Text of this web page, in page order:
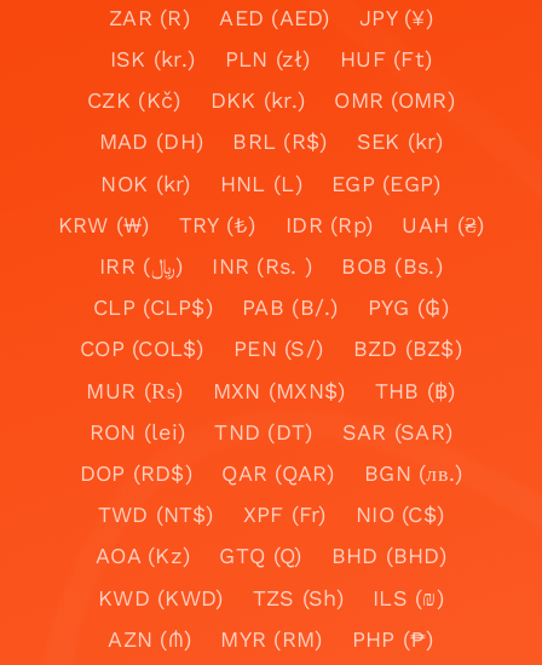
ZAR (R)
AED (AED)
JPY (¥)
ISK (kr.)
PLN (zł)
HUF (Ft)
CZK (Kč)
DKK (kr.)
OMR (OMR)
MAD (DH)
BRL (R$)
SEK (kr)
NOK (kr)
HNL (L)
EGP (EGP)
KRW (₩)
TRY (₺) IDR (Rp)
UAH (₴)
IRR (﷼)
INR (Rs. )
BOB (Bs.)
CLP (CLP$)
PAB (B/.)
PYG (₲)
COP (COL$)
PEN (S/)
BZD (BZ$)
MUR (₨)
MXN (MXN$)
THB (฿)
RON (lei)
TND (DT)
SAR (SAR)
DOP (RD$)
QAR (QAR)
BGN (лв.)
TWD (NT$)
XPF (Fr)
NIO (C$)
AOA (Kz)
GTQ (Q)
BHD (BHD)
KWD (KWD)
TZS (Sh)
ILS (₪)
AZN (₼)
MYR (RM)
PHP (₱)